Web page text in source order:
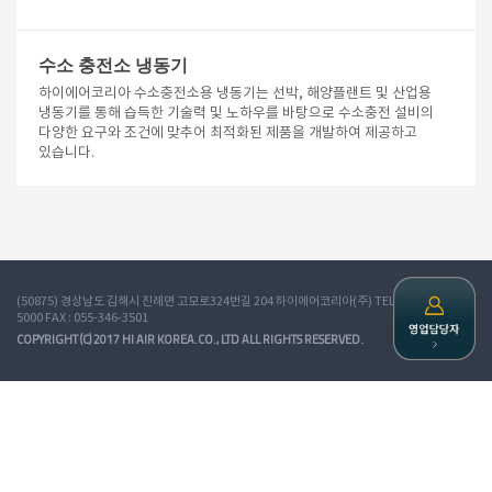
수소 충전소 냉동기
하이에어코리아 수소충전소용 냉동기는 선박, 해양플랜트 및 산업용
냉동기를 통해 습득한 기술력 및 노하우를 바탕으로 수소충전 설비의
다양한 요구와 조건에 맞추어 최적화된 제품을 개발하여 제공하고
있습니다.
(50875) 경상남도 김해시 진례면 고모로324번길 204 하이에어코리아(주) TEL : 055-340-
5000 FAX : 055-346-3501
COPYRIGHT (C) 2017 HI AIR KOREA.CO., LTD ALL RIGHTS RESERVED.